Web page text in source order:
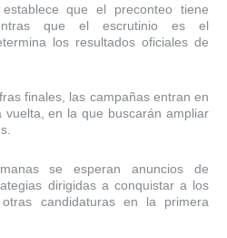
que el preconteo tiene
que el escrutinio es el
los resultados oficiales de
finales, las campañas entran en
vuelta, en la que buscarán ampliar
se esperan anuncios de
dirigidas a conquistar a los
candidaturas en la primera